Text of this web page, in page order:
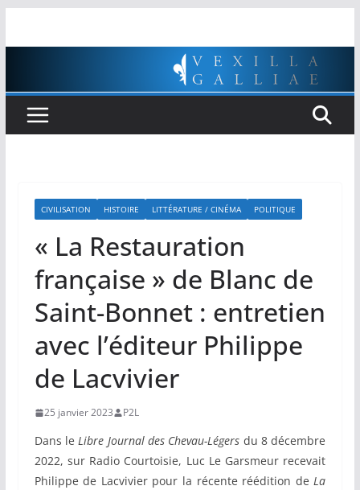
CIVILISATION HISTOIRE LITTÉRATURE / CINÉMA POLITIQUE
« La Restauration
française » de Blanc de
Saint-Bonnet : entretien
avec l’éditeur Philippe
de Lacvivier
25 janvier 2023 P2L
Dans leLibre Journal des Chevau-Légers du 8 décembre
2022, sur Radio Courtoisie, Luc Le Garsmeur recevait
Philippe de Lacvivier pour la récente réédition deLa